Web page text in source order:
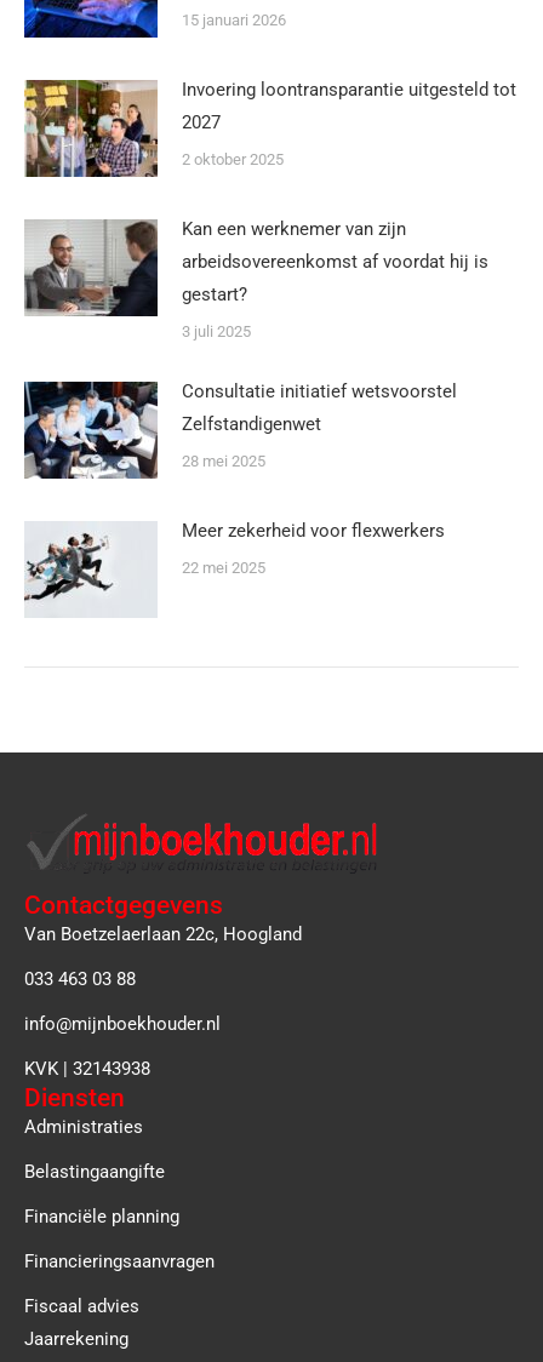
15 januari 2026
Invoering loontransparantie uitgesteld tot
2027
2 oktober 2025
Kan een werknemer van zijn
arbeidsovereenkomst af voordat hij is
gestart?
3 juli 2025
Consultatie initiatief wetsvoorstel
Zelfstandigenwet
28 mei 2025
Meer zekerheid voor flexwerkers
22 mei 2025
Contactgegevens
Van Boetzelaerlaan 22c, Hoogland
033 463 03 88
info@mijnboekhouder.nl
KVK | 32143938
Diensten
Administraties
Belastingaangifte
Financiële planning
Financieringsaanvragen
Fiscaal advies
Jaarrekening